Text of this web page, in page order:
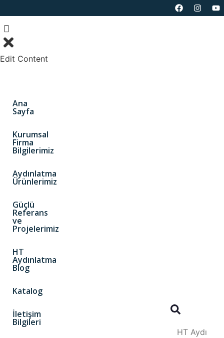
Edit Content
Ana
Sayfa
Kurumsal
Firma
Bilgilerimiz
Aydınlatma
Ürünlerimiz
Güçlü
Referans
ve
Projelerimiz
HT
Aydınlatma
Blog
Katalog
İletişim
Bilgileri